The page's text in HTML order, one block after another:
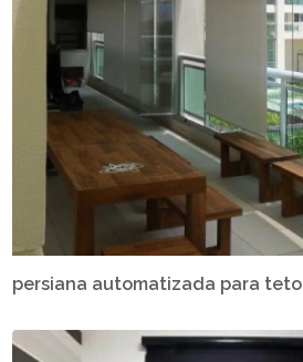
persiana automatizada para teto